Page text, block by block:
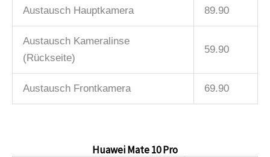
Austausch Hauptkamera 89.90
Austausch Kameralinse
(Rückseite)
59.90
Austausch Frontkamera 69.90
Huawei Mate 10 Pro